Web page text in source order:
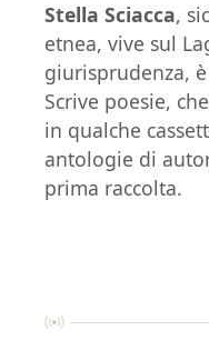
Stella Sciacca,
etnea, vive sul
giurisprudenza,
Scrive poesie,
in qualche
antologie di
prima raccolta.